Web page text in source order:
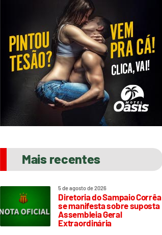
Mais recentes
5 de agosto de 2026
Diretoria do Sampaio Corrêa
se manifesta sobre suposta
Assembleia Geral
Extraordinária